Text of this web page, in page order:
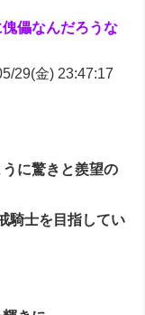
儡なんだろうな
29(金) 23:47:17
に驚きと羨望の
騎士を目指してい